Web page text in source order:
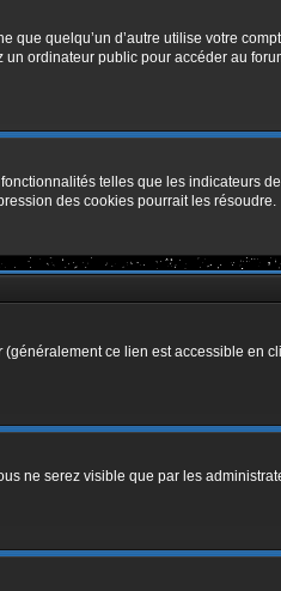
que quelqu’un d’autre utilise votre
un ordinateur public pour accéder au
telles que les indicateurs
des cookies pourrait les résoudre.
(généralement ce lien est accessible en
ne serez visible que par les